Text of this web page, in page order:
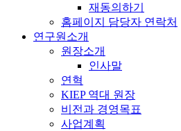
재동의하기
홈페이지 담당자 연락처
연구원소개
원장소개
인사말
연혁
KIEP 역대 원장
비전과 경영목표
사업계획